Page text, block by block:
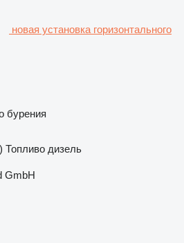
новая установка горизонтального
бурения
Топливо дизель
GmbH